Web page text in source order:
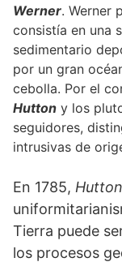
Werner. Werner
consistía en una
sedimentario
por un gran
cebolla. Por el
Hutton y los
seguidores,
intrusivas de
En 1785, Hutton
Tierra puede
los procesos